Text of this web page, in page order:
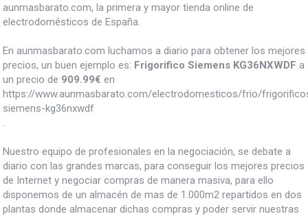
aunmasbarato.com, la primera y mayor tienda online de
electrodomésticos de España.
En aunmasbarato.com luchamos a diario para obtener los mejores
precios, un buen ejemplo es: Frigorifico Siemens KG36NXWDF a
un precio de 909.99€ en
https://www.aunmasbarato.com/electrodomesticos/frio/
siemens-kg36nxwdf
.
Nuestro equipo de profesionales en la negociación, se debate a
diario con las grandes marcas, para conseguir los mejores precios
de Internet y negociar compras de manera masiva, para ello
disponemos de un almacén de mas de 1.000m2 repartidos en dos
plantas donde almacenar dichas compras y poder servir nuestras